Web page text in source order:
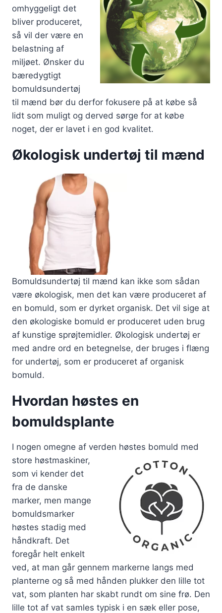
omhyggeligt det
bliver produceret,
så vil der være en
belastning af
miljøet. Ønsker du
bæredygtigt
bomuldsundertøj
til mænd bør du derfor fokusere på at købe så
lidt som muligt og derved sørge for at købe
noget, der er lavet i en god kvalitet.
Økologisk undertøj til mænd
Bomuldsundertøj til mænd kan ikke som sådan
være økologisk, men det kan være produceret af
en bomuld, som er dyrket organisk. Det vil sige at
den økologiske bomuld er produceret uden brug
af kunstige sprøjtemidler. Økologisk undertøj er
med andre ord en betegnelse, der bruges i flæng
for undertøj, som er produceret af organisk
bomuld.
Hvordan høstes en
bomuldsplante
I nogen omegne af verden høstes bomuld med
store høstmaskiner,
som vi kender det
fra de danske
marker, men mange
bomuldsmarker
høstes stadig med
håndkraft. Det
foregår helt enkelt
ved, at man går gennem markerne langs med
planterne og så med hånden plukker den lille tot
vat, som planten har skabt rundt om sine frø. Den
lille tot af vat samles typisk i en sæk eller pose,